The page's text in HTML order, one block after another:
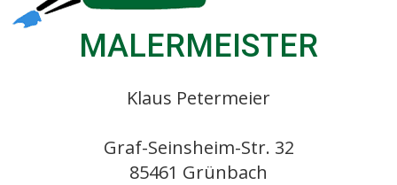
MALERMEISTER
Klaus Petermeier
Graf-Seinsheim-Str. 32
85461 Grünbach